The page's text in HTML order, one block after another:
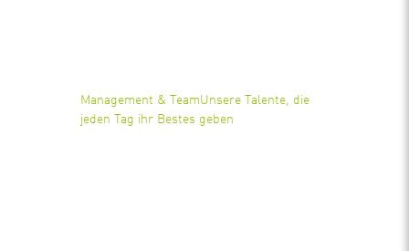
Management & TeamUnsere Talente, die
jeden Tag ihr Bestes geben